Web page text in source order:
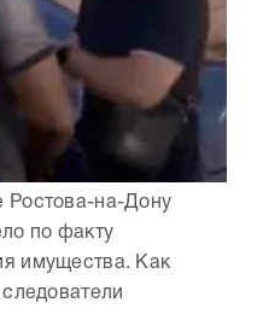
Ростова-на-Дону
по факту
имущества. Как